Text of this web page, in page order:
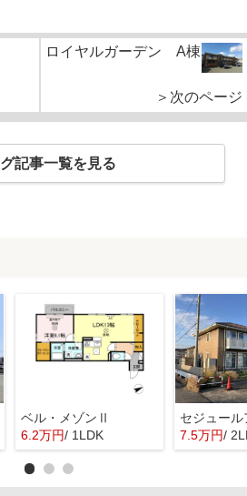
ロイヤルガーデン A棟
＞次のページ
記事一覧を見る
ベル・メゾンⅡ
6.2万円/ 1LDK
セジュー
7.5万円/